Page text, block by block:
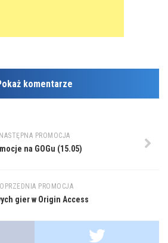
komentarze
NASTĘPNA PROMOCJA
na GOGu (15.05)
PROMOCJA
gier w Origin Access